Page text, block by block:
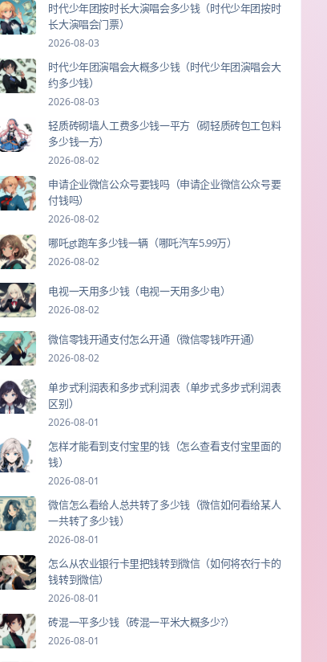
时代少年团按时长大演唱会多少钱（时代少年团按时
长大演唱会门票）
2026-08-03
时代少年团演唱会大概多少钱（时代少年团演唱会大
约多少钱）
2026-08-03
轻质砖砌墙人工费多少钱一平方（砌轻质砖包工包料
多少钱一方）
2026-08-02
申请企业微信公众号要钱吗（申请企业微信公众号要
付钱吗）
2026-08-02
哪吒gt跑车多少钱一辆（哪吒汽车5.99万）
2026-08-02
电视一天用多少钱（电视一天用多少电）
2026-08-02
微信零钱开通支付怎么开通（微信零钱咋开通）
2026-08-02
单步式利润表和多步式利润表（单步式多步式利润表
区别）
2026-08-01
怎样才能看到支付宝里的钱（怎么查看支付宝里面的
钱）
2026-08-01
微信怎么看给人总共转了多少钱（微信如何看给某人
一共转了多少钱）
2026-08-01
怎么从农业银行卡里把钱转到微信（如何将农行卡的
钱转到微信）
2026-08-01
砖混一平多少钱（砖混一平米大概多少?）
2026-08-01